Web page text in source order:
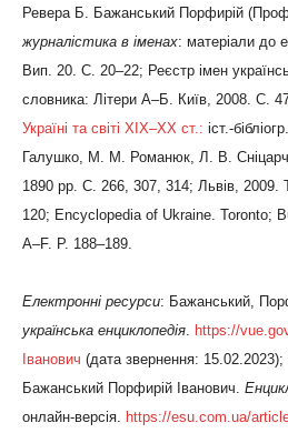
Ревера Б. Бажанський Порфирій
журналістика в іменах: матеріали до
Вип. 20. С. 20–22; Реєстр імен
словника: Літери А–Б. Київ, 2008. С.
Україні та світі ХІХ–ХХ ст.: іст.-
Галушко, М. М. Романюк, Л. В.
1890 рр. С. 266, 307, 314; Львів, 2009.
120; Encyclopedia of Ukraine. Toronto;
A–F. P. 188–189.
Електронні ресурси: Бажанський,
українська енциклопедія https://
Іванович (дата звернення:
Бажанський Порфирій Іванович.
онлайн-версія. https://esu.com.ua/